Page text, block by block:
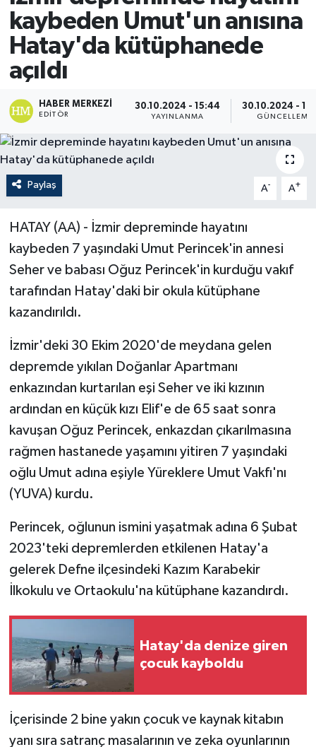
kaybeden Umut'un anısına
Hatay'da kütüphanede
açıldı
HABER MERKEZI
EDITÖR
30.10.2024 - 15:44
YAYINLANMA
30.10.2024 -
GÜNCELLEME
Paylaş A- A+
HATAY (AA) - İzmir depreminde hayatını
kaybeden 7 yaşındaki Umut Perincek'in annesi
Seher ve babası Oğuz Perincek'in kurduğu vakıf
tarafından Hatay'daki bir okula kütüphane
kazandırıldı.
İzmir'deki 30 Ekim 2020'de meydana gelen
depremde yıkılan Doğanlar Apartmanı
enkazından kurtarılan eşi Seher ve iki kızının
ardından en küçük kızı Elif'e de 65 saat sonra
kavuşan Oğuz Perincek, enkazdan çıkarılmasına
rağmen hastanede yaşamını yitiren 7 yaşındaki
oğlu Umut adına eşiyle Yüreklere Umut Vakfı'nı
(YUVA) kurdu.
Perincek, oğlunun ismini yaşatmak adına 6 Şubat
2023'teki depremlerden etkilenen Hatay'a
gelerek Defne ilçesindeki Kazım Karabekir
İlkokulu ve Ortaokulu'na kütüphane kazandırdı.
Hatay'da denize giren
çocuk kayboldu
İçerisinde 2 bine yakın çocuk ve kaynak kitabın
yanı sıra satranç masalarının ve zeka oyunlarının